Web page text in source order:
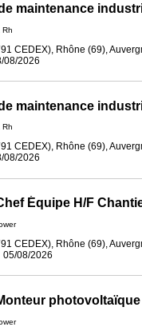
maintenance
Rh
CEDEX), Rhône (69),
08/2026
maintenance
Rh
CEDEX), Rhône (69),
08/2026
CEDEX), Rhône (69),
05/08/2026
photovoltaïque